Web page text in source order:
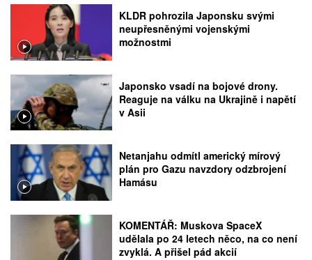
KLDR pohrozila Japonsku svými
neupřesněnými vojenskými
možnostmi
Japonsko vsadí na bojové drony.
Reaguje na válku na Ukrajině i napětí
v Asii
Netanjahu odmítl americký mírový
plán pro Gazu navzdory odzbrojení
Hamásu
KOMENTÁŘ: Muskova SpaceX
udělala po 24 letech něco, na co není
zvyklá. A přišel pád akcií